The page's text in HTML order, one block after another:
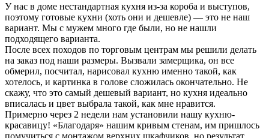
У нас в доме нестандартная кухня из-за короба и выступов,
поэтому готовые кухни (хоть они и дешевле) — это не наш
вариант. Мы с мужем много где были, но не нашли
подходящего варианта.
После всех походов по торговым центрам мы решили делать
на заказ под наши размеры. Вызвали замерщика, он все
обмерил, посчитал, нарисовал кухню именно такой, как
хотелось, и картинка в голове сложилась окончательно. Не
скажу, что это самый дешевый вариант, но кухня идеально
вписалась и цвет выбрала такой, как мне нравится.
Примерно через 2 недели нам установили нашу кухню-
красавицу! «Благодаря» нашим кривым стенам, им пришлось
помучиться с монтажом верхних шкафчиков, но результат